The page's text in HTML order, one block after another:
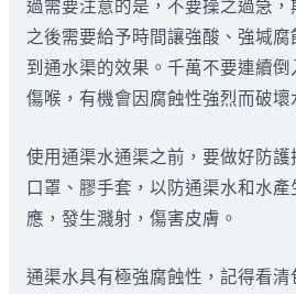
過需要注意的是，不要操之過急
之後需要給予時間讓強酸、強堿
到通水渠的效果。千萬不要連續
傷喉，有機會因腐蝕性強烈而破壞
使用通渠水通渠之前，要做好防護
口罩、膠手套，以防通渠水和水
應，發生濺射，傷害皮膚。
通渠水具有極強腐蝕性，記得看清